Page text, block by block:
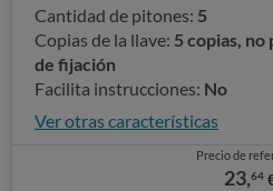
Cantidad de pitones: 5
Copias de la llave: 5 copias,
de fijación
Facilita instrucciones: No
Ver otras características
Precio de
23,64